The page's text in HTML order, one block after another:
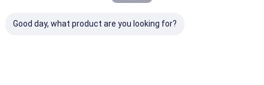
Good day, what product are you looking for?